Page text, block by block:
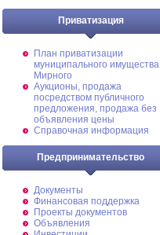
Приватизация
План приватизации
муниципального имущества
Мирного
Аукционы, продажа
посредством публичного
предложения, продажа без
объявления цены
Справочная информация
Предпринимательство
Документы
Финансовая поддержка
Проекты документов
Объявления